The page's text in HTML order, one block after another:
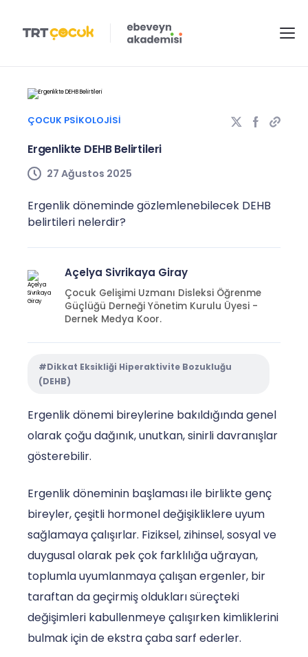
ÇOCUK PSIKOLOJISI
Ergenlikte DEHB Belirtileri
27 Ağustos 2025
Ergenlik döneminde gözlemlenebilecek DEHB
belirtileri nelerdir?
Açelya Sivrikaya Giray
Çocuk Gelişimi Uzmanı Disleksi Öğrenme
Güçlüğü Derneği Yönetim Kurulu Üyesi -
Dernek Medya Koor.
#Dikkat Eksikliği Hiperaktivite Bozukluğu
(DEHB)
Ergenlik dönemi bireylerine bakıldığında genel
olarak çoğu dağınık, unutkan, sinirli davranışlar
gösterebilir.
Ergenlik döneminin başlaması ile birlikte genç
bireyler, çeşitli hormonel değişikliklere uyum
sağlamaya çalışırlar. Fiziksel, zihinsel, sosyal ve
duygusal olarak pek çok farklılığa uğrayan,
toplumla uyumlanmaya çalışan ergenler, bir
taraftan da geçirmiş oldukları süreçteki
değişimleri kabullenmeye çalışırken kimliklerini
bulmak için de ekstra çaba sarf ederler.